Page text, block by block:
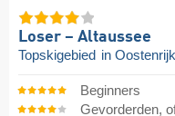
Loser – Altaussee
Topskigebied in Oostenrijk
Beginners
Gevorderden,